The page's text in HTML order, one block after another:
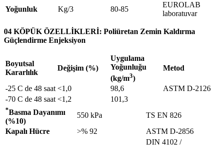
Yoğunluk
Kg/3 80-85
EUROLAB
laboratuvar
04 KÖPÜK ÖZELLİKLERİ: Poliüretan Zemin Kaldırma
Güçlendirme Enjeksiyon
Boyutsal
Kararlılık
Değişim (%)
Uygulama
Yoğunluğu
(kg/m3)
Metod
-25 C de 48 saat <1,0 98,6
ASTM D-2126
-70 C de 48 saat <1,2 101,3
*Basma Dayanımı
(%10)
550 kPa
TS EN 826
Kapalı Hücre
>% 92 ASTM D-2856
DIN 4102 /